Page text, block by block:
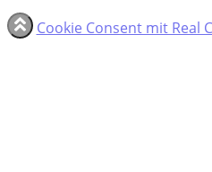
Cookie Consent mit Real